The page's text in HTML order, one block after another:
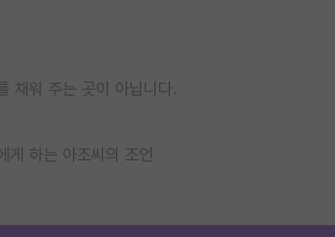
채워 주는 곳이 아닙니다.
게 하는 아조씨의 조언